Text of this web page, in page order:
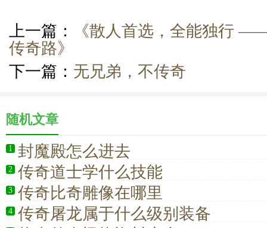
上一篇：
《散人首选，全能独行
传奇路》
下一篇： 无兄弟，不传奇
随机文章
1 封魔殿怎么进去
2 传奇道士学什么技能
3 传奇比奇雕像在哪里
4 传奇屠龙属于什么级别装备